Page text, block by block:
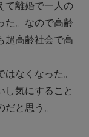
て離婚で一人の
た。なので高齢
超高齢社会で高
なくなった。
し気にすること
と思う。